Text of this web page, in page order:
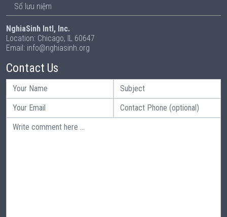
Sổ lưu niệm
NghiaSinh Intl, Inc.
Location: Chicago, IL 60647
Email: info@nghiasinh.org
Contact Us